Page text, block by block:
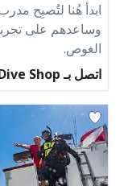
وساعدهم على
الغوص.
اتصل بـ Dive Shop لمعرفة السعر